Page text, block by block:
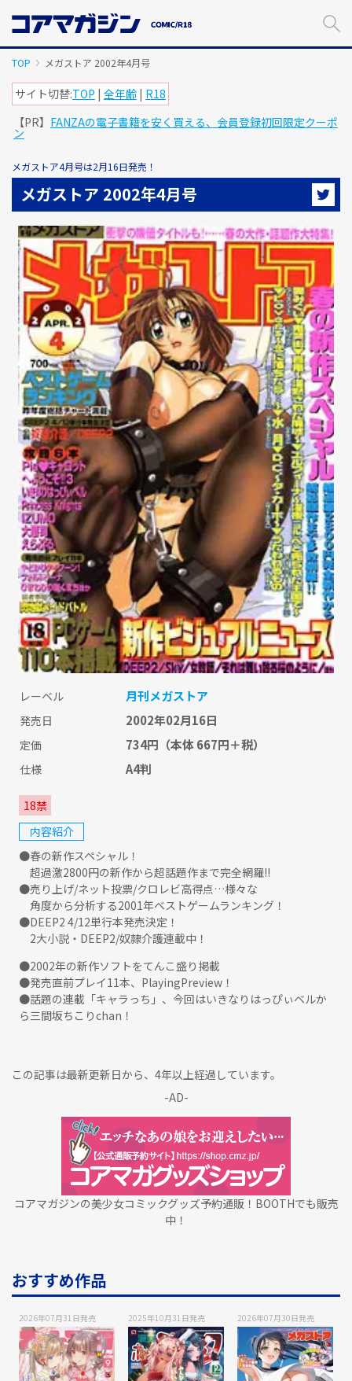
TOP メガストア 2002年4月号
サイト切替:TOP | 全年齢 | R18
【PR】 FANZAの電子書籍を安く買える、会員登録初回限定クーポ
ン
メガストア4月号は2月16日発売！
メガストア 2002年4月号
レーベル 月刊メガストア
発売日 2002年02月16日
定価 734円 （本体 667円＋税）
仕様 A4判
18禁
内容紹介
●春の新作スペシャル！
超過激2800円の新作から超話題作まで完全網羅!!
●売り上げ/ネット投票/クロレビ高得点…様々な
角度から分析する2001年ベストゲームランキング！
●DEEP2 4/12単行本発売決定！
2大小説・DEEP2/奴隷介護連載中！
●2002年の新作ソフトをてんこ盛り掲載
●発売直前プレイ11本、PlayingPreview！
●話題の連載「キャラっち」、今回はいきなりはっぴぃベルか
ら三間坂ちこりchan！
この記事は最新更新日から、4年以上経過しています。
-AD-
コアマガジンの美少女コミックグッズ予約通販！BOOTHでも販売
中！
おすすめ作品
2026年07月31日発売 2025年10月31日発売 2026年07月30日発売